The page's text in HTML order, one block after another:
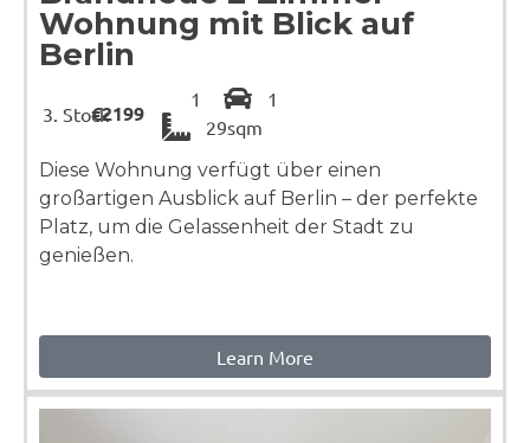
Wohnung mit Blick auf
Berlin
Stock€2199
1
1
29sqm
Diese Wohnung verfügt über einen
großartigen Ausblick auf Berlin – der perfekte
Platz, um die Gelassenheit der Stadt zu
genießen.
Learn More